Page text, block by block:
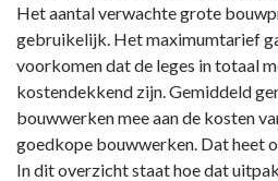
Het aantal verwachte grote
gebruikelijk. Het maximumtarief
voorkomen dat de leges in totaal
kostendekkend zijn. Gemiddeld
bouwwerken mee aan de kosten
goedkope bouwwerken. Dat heet
In dit overzicht staat hoe dat